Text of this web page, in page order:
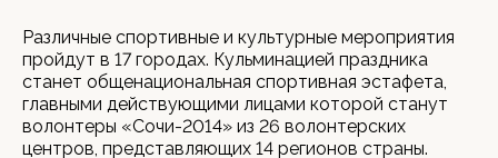
Различные спортивные и культурные мероприятия
пройдут в 17 городах. Кульминацией праздника
станет общенациональная спортивная эстафета,
главными действующими лицами которой станут
волонтеры «Сочи-2014» из 26 волонтерских
центров, представляющих 14 регионов страны.